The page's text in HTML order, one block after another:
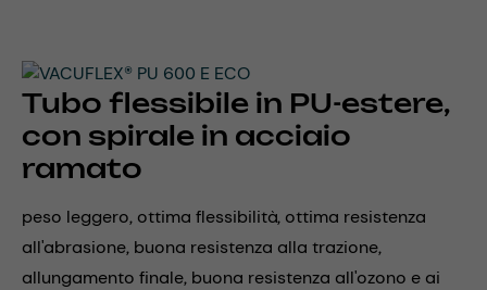
Tubo flessibile in PU-estere,
con spirale in acciaio
ramato
peso leggero, ottima flessibilità, ottima resistenza
all'abrasione, buona resistenza alla trazione,
allungamento finale, buona resistenza all'ozono e ai